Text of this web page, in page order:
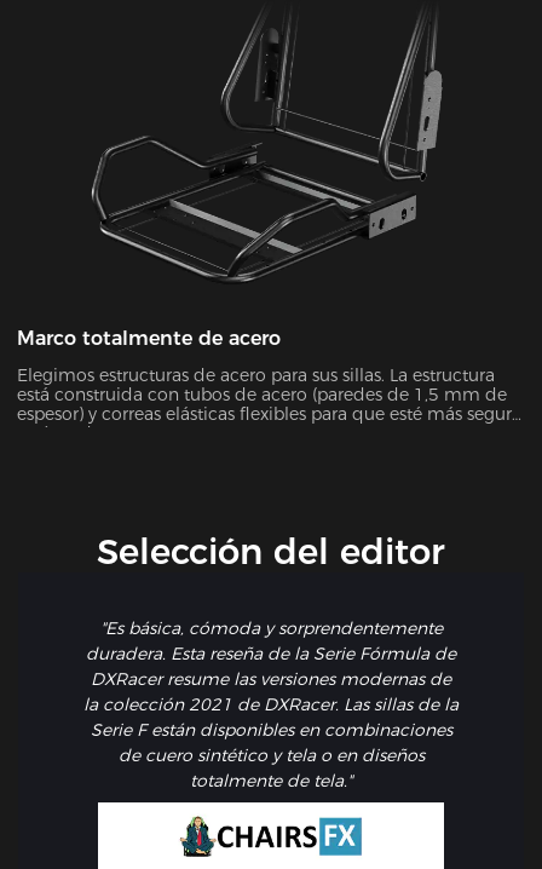
Marco totalmente de acero
Elegimos estructuras de acero para sus sillas. La estructura
está construida con tubos de acero (paredes de 1,5 mm de
espesor) y correas elásticas flexibles para que esté más seguro
y cómodo que nunca.
Selección del editor
"Es básica, cómoda y sorprendentemente
duradera. Esta reseña de la Serie Fórmula de
DXRacer resume las versiones modernas de
la colección 2021 de DXRacer. Las sillas de la
Serie F están disponibles en combinaciones
de cuero sintético y tela o en diseños
totalmente de tela."